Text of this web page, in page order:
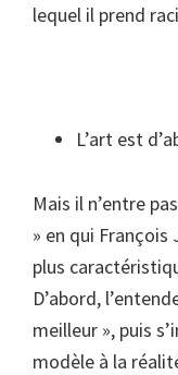
lequel il prend
L’art est
Mais il n’entre
» en qui François
plus
D’abord,
meilleur », puis
modèle à la